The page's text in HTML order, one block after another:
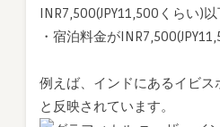
INR7,500(JPY11,500くらい)
・宿泊料金が
例えば、インドにあるイビ
と反映されています。